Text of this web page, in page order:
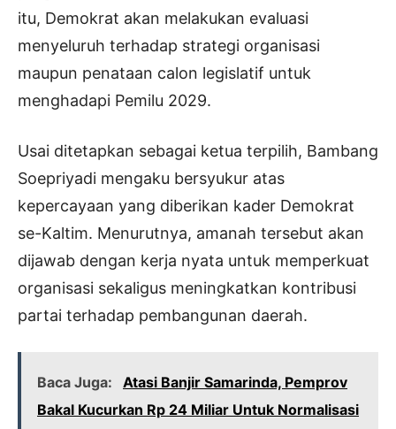
itu, Demokrat akan melakukan evaluasi
menyeluruh terhadap strategi organisasi
maupun penataan calon legislatif untuk
menghadapi Pemilu 2029.
Usai ditetapkan sebagai ketua terpilih, Bambang
Soepriyadi mengaku bersyukur atas
kepercayaan yang diberikan kader Demokrat
se-Kaltim. Menurutnya, amanah tersebut akan
dijawab dengan kerja nyata untuk memperkuat
organisasi sekaligus meningkatkan kontribusi
partai terhadap pembangunan daerah.
Baca Juga:
Atasi Banjir Samarinda, Pemprov
Bakal Kucurkan Rp 24 Miliar Untuk Normalisasi